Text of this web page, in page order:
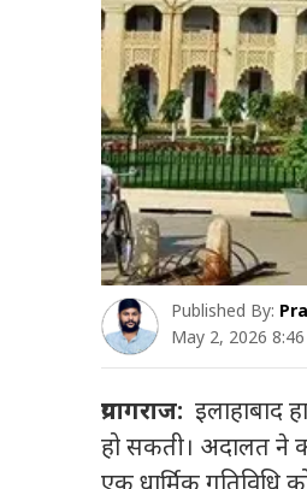
Published By:
May 2, 2026
प्रयागराज: इलाहाबाद
हो सकती। अदालत ने
एक धार्मिक